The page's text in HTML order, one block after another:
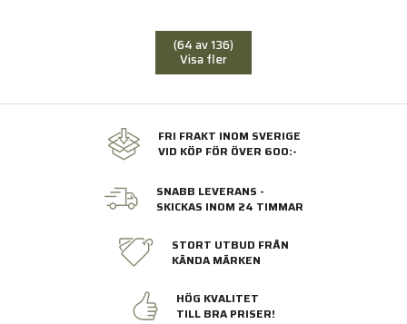
(64 av 136)
Visa fler
FRI FRAKT INOM SVERIGE
VID KÖP FÖR ÖVER 600:-
SNABB LEVERANS -
SKICKAS INOM 24 TIMMAR
STORT UTBUD FRÅN
KÄNDA MÄRKEN
HÖG KVALITET
TILL BRA PRISER!